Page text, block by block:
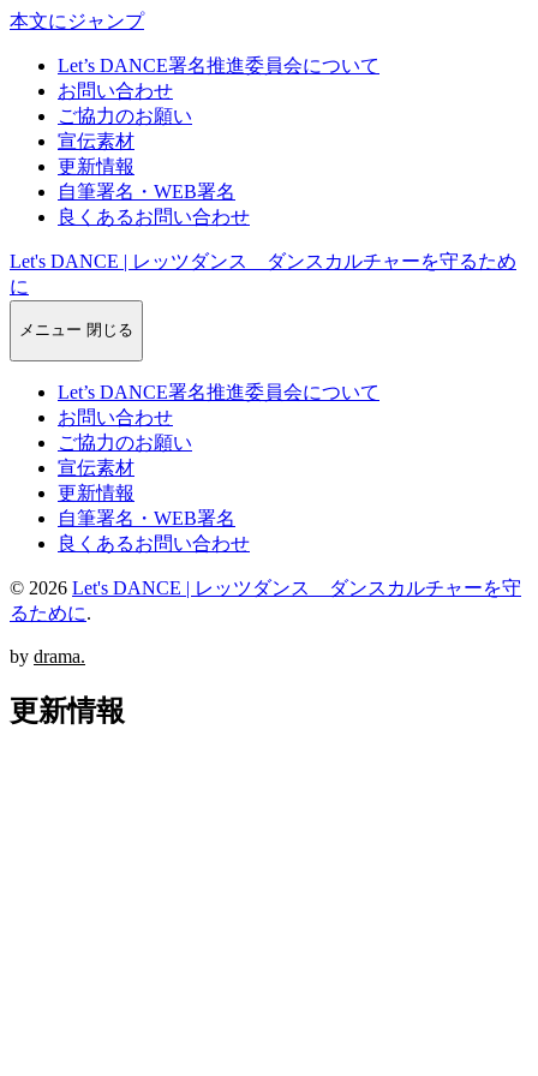
本文にジャンプ
Let’s DANCE署名推進委員会について
お問い合わせ
ご協力のお願い
宣伝素材
更新情報
自筆署名・WEB署名
良くあるお問い合わせ
Let's DANCE | レッツダンス ダンスカルチャーを守るため
に
メニュー 閉じる
Let’s DANCE署名推進委員会について
お問い合わせ
ご協力のお願い
宣伝素材
更新情報
自筆署名・WEB署名
良くあるお問い合わせ
© 2026 Let's DANCE | レッツダンス ダンスカルチャーを守
るために.
by drama.
更新情報